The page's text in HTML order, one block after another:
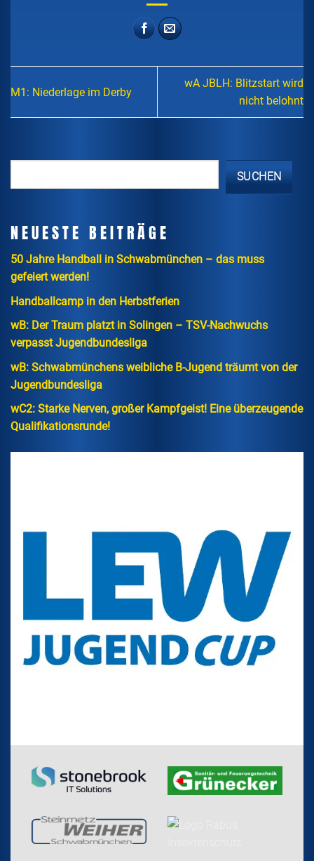
M1: Niederlage im Derby
wA JBLH: Blitzstart wird
nicht belohnt
SUCHEN
NEUESTE BEITRÄGE
50 Jahre Handball in Schwabmünchen – das muss
gefeiert werden!
Handballcamp in den Herbstferien
wB: Der Traum platzt in Solingen – TSV-Nachwuchs
verpasst Jugendbundesliga
wB: Schwabmünchens weibliche B-Jugend träumt von der
Jugendbundesliga
wC2: Starke Nerven, großer Kampfgeist! Eine überzeugende
Qualifikationsrunde!